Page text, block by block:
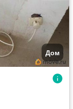
Дом